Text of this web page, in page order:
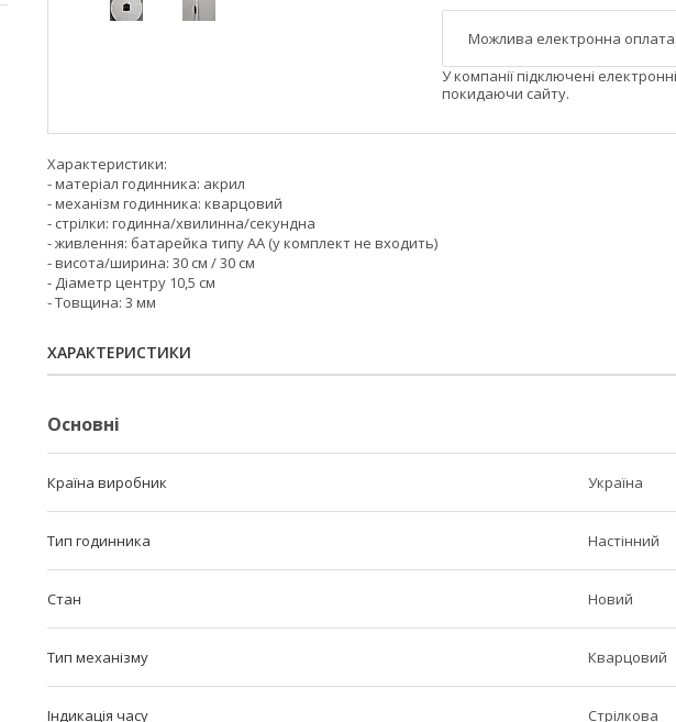
У компанії підключені
покидаючи сайту.
Характеристики:
- матеріал годинника: акрил
- механізм годинника: кварцовий
- стрілки: годинна/хвилинна/секундна
- живлення: батарейка типу АА (у комплект не входить)
- висота/ширина: 30 см / 30 см
- Діаметр центру 10,5 см
- Товщина: 3 мм
ХАРАКТЕРИСТИКИ
Основні
Країна виробник Україна
Тип годинника Настінний
Стан Новий
Тип механізму Кварцовий
Індикація часу Стрілкова